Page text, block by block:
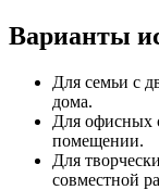
Варианты
Для семьи с
дома.
Для офисных
помещении.
Для
совместной